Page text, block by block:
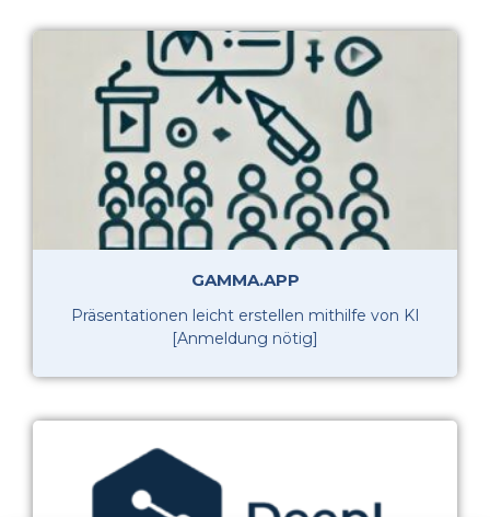
GAMMA.APP
Präsentationen leicht erstellen mithilfe von KI
[Anmeldung nötig]